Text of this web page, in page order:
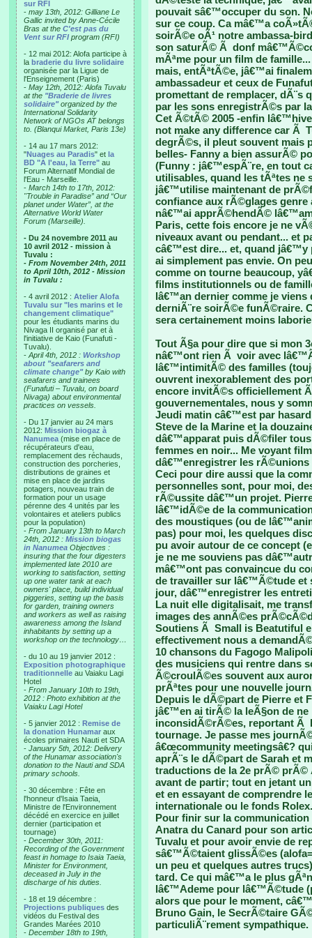
sur RFI
- may 13th, 2012: Gilliane Le
Gallic invited by Anne-Cécile
Bras at the C'est pas du
Vent sur RFI program (RFI)
- 12 mai 2012: Alofa participe à
la braderie du livre solidaire
organisée par la Ligue de
l'Enseignement (Paris)
- May 12th, 2012: Alofa Tuvalu
at the "Braderie de livres
solidaire"organized by the
International Solidarity
Network of NGOs AT belongs
to. (Blanqui Market, Paris 13e)
- 14 au 17 mars 2012:
"Nuages au Paradis" et la
BD "A l'eau, la Terre" au
Forum Alternatif Mondial de
l'Eau - Marseille.
- March 14th to 17th, 2012:
"Trouble in Paradise” and “Our
planet under Water”, at the
Alternative World Water
Forum (Marseille).
- Du 24 novembre 2011 au
10 avril 2012 - mission à
Tuvalu :
- From November 24th, 2011
to April 10th, 2012 - Mission
in Tuvalu :
- 4 avril 2012 : Atelier Alofa
Tuvalu sur "les marins et le
changement climatique"
pour les étudiants marins du
Nivaga II organisé par et à
l'initiative de Kaio (Funafuti -
Tuvalu).
- April 4th, 2012 : Workshop
about "seafarers and
climate change"by Kaio with
seafarers and trainees
(Funafuti – Tuvalu, on board
Nivaga) about environmental
practices on vessels.
- Du 17 janvier au 24 mars
2012: Mission biogaz à
Nanumea (mise en place de
récupérateurs d'eau,
remplacement des réchauds,
construction des porcheries,
distributions de graines et
mise en place de jardins
potagers, nouveau train de
formation pour un usage
pérenne des 4 unités par les
volontaires et ateliers publics
pour la population)
- From January 13th to March
24th, 2012 : Mission biogas
in Nanumea Objectives :
insuring that the four digesters
implemented late 2010 are
working to satisfaction, setting
up one water tank at each
owners' place, build individual
piggeries, setting up the basis
for garden, training owners
and workers as well as raising
awareness among the Island
inhabitants by setting up a
workshop on the technology…
- du 10 au 19 janvier 2012 :
Exposition photographique
traditionnelle au Vaiaku Lagi
Hotel
- From January 10th to 19th,
2012 : Photo exhibition at the
Vaiaku Lagi Hotel
- 5 janvier 2012 : Remise de
la donation Hunamar aux
écoles primaires Nauti et SDA
- January 5th, 2012: Delivery
of the Hunamar association's
donation to the Nauti and SDA
primary schools.
- 30 décembre : Fête en
l'honneur d'Isaia Taeia,
Ministre de l'Environnement
décédé en exercice en juillet
dernier (participation et
tournage)
- December 30th, 2011:
Recording of the Government
feast in homage to Isaia Taeia,
Minister for Environment,
deceased in July in the
discharge of his duties.
- 18 et 19 décembre :
Projections publiques des
vidéos du Festival des
Grandes Marées 2010
- December 18th to 19th,
pouvait sâ€™occuper du son.
sur ce coup. Ca mâ€™a
soirÃ©e oÃ¹ notre ambassa-
son saturÃ© Ã donf
mÃªme pour un film de
mais, entÃªtÃ©e, jâ€™ai
ambassadeur et ceux de
promettant de remplacer,
par les sons enregistrÃ©s par
Cet Ã©tÃ© 2005 -enfin
not make any difference car Ã
degrÃ©s, il pleut souvent mais
belles- Fanny a bien assurÃ©
(Funny : jâ€™espÃ¨re, en tout
utilisables, quand les tÃªtes
jâ€™utilise maintenant de
confiance aux rÃ©glages
nâ€™ai apprÃ©hendÃ©
Paris, cette fois encore je ne
niveaux avant ou pendant... et
câ€™est dire... et, quand jâ€™y
ai simplement pas envie. On
comme on tourne beaucoup,
films institutionnels ou de
lâ€™an dernier comme je
derniÃ¨re soirÃ©e funÃ©raire.
sera certainement moins
Tout Ã§a pour dire que si mon
nâ€™ont rien Ã voir avec
lâ€™intimitÃ© des familles
ouvrent inexorablement des
encore invitÃ©s officiellement
gouvernementales, nous y
Jeudi matin câ€™est par
Steve de la Marine et la
dâ€™apparat puis dÃ©filer tous
femmes en noir... Me voyant
dâ€™enregistrer les
Ceci pour dire aussi que la
personnelles sont, pour moi,
rÃ©ussite dâ€™un projet.
lâ€™idÃ©e de la
des moustiques (ou de
pas) pour moi, les quelques
pu avoir autour de ce concept
je ne me souviens pas
mâ€™ont pas convaincue du
de travailler sur lâ€™Ã©tude et
jour, dâ€™enregistrer les
La nuit elle digitalisait, me
images des annÃ©es
Soutiens Ã Small is Beatutiful
effectivement nous a
10 chansons du Fagogo
des musiciens qui rentre dans
Ã©croulÃ©es souvent aux
prÃªtes pour une nouvelle
Depuis le dÃ©part de Pierre et
jâ€™en ai tirÃ© la leÃ§on de ne
inconsidÃ©rÃ©es, reportant Ã
tournage. Je passe mes
â€œcommunity meetingsâ€?
aprÃ¨s le dÃ©part de Sarah et
traductions de la 2e prÃ©
avant de partir; tout en jetant
et en essayant de comprendre
internationale ou le fonds Rolex.
Pour finir sur la
Anatra du Canard pour son
Tuvalu et pour avoir envie de
sâ€™Ã©taient glissÃ©es
un peu et quelques autres
tard. Ce qui mâ€™a le plus
lâ€™Ademe pour lâ€™Ã©tude
alors que pour le moment,
Bruno Gain, le SecrÃ©taire
particuliÃ¨rement sympathique.